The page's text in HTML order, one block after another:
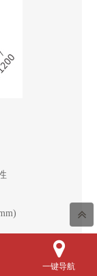
）
(模数≥200mm)
一键导航